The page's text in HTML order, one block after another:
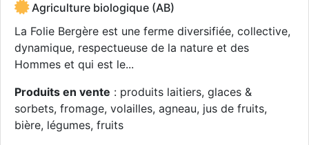
Agriculture biologique (AB)
La Folie Bergère est une ferme diversifiée, collective,
dynamique, respectueuse de la nature et des
Hommes et qui est le...
Produits en vente : produits laitiers, glaces &
sorbets, fromage, volailles, agneau, jus de fruits,
bière, légumes, fruits